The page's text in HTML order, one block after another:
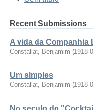
Recent Submissions
A vida da Companhia
Constallat, Benjamim (1918-
Um simples
Constallat, Benjamim (1918-
No seculo do